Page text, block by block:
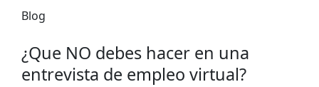
Blog
¿Que NO debes hacer en una
entrevista de empleo virtual?